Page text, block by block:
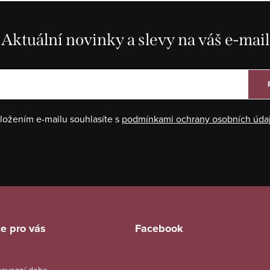
Aktuální novinky a slevy na váš e-mail
e-mailu souhlasíte s podmínkami ochrany osobních
pro vás Facebook